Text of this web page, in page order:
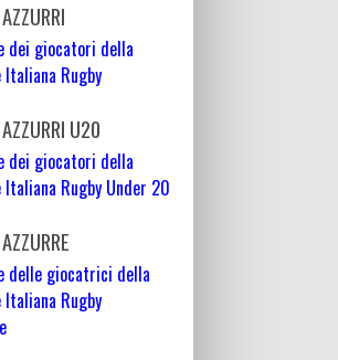
dei giocatori della
Italiana Rugby
U20
dei giocatori della
Italiana Rugby Under 20
delle giocatrici della
Italiana Rugby